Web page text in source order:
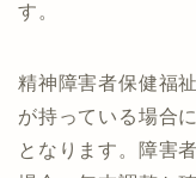
す。
精神障害者保健福
が持っている場合
となります。障害